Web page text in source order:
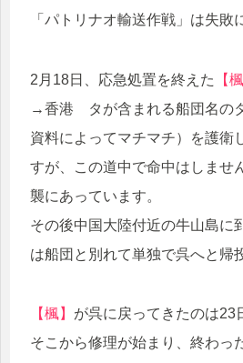
「パトリナオ輸送作戦」は失敗
2月18日、応急処置を終えた 【
→香港 タが含まれる船団名の
資料によってマチマチ）を護衛
すが、この道中で命中はしませ
襲にあっています。
その後中国大陸付近の牛山島に
は船団と別れて単独で呉へと帰
【楓】 が呉に戻ってきたのは23
そこから修理が始まり、終わっ